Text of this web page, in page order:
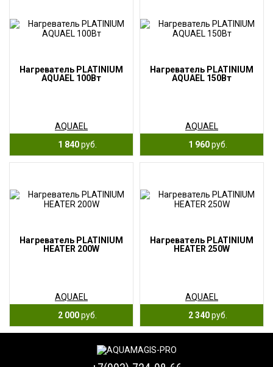
Нагреватель PLATINIUM
AQUAEL 100Вт
AQUAEL
1 840руб.
Нагреватель PLATINIUM
AQUAEL 150Вт
AQUAEL
1 960руб.
Нагреватель PLATINIUM
HEATER 200W
AQUAEL
2 000руб.
Нагреватель PLATINIUM
HEATER 250W
AQUAEL
2 340руб.